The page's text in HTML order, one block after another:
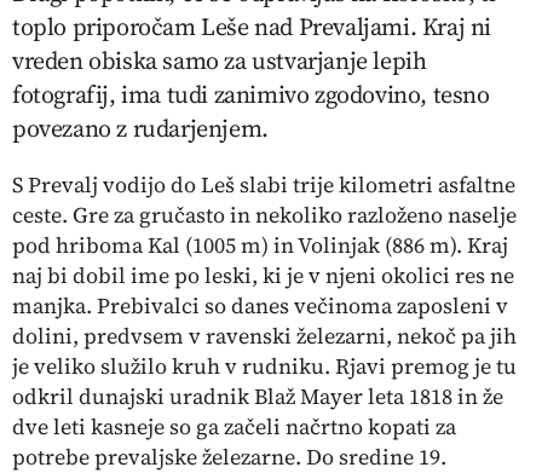
toplo priporočam Leše nad Prevaljami. Kraj ni
vreden obiska samo za ustvarjanje lepih
fotografij, ima tudi zanimivo zgodovino, tesno
povezano z rudarjenjem.
S Prevalj vodijo do Leš slabi trije kilometri asfaltne
ceste. Gre za gručasto in nekoliko razloženo naselje
pod hriboma Kal (1005 m) in Volinjak (886 m). Kraj
naj bi dobil ime po leski, ki je v njeni okolici res ne
manjka. Prebivalci so danes večinoma zaposleni v
dolini, predvsem v ravenski železarni, nekoč pa jih
je veliko služilo kruh v rudniku. Rjavi premog je tu
odkril dunajski uradnik Blaž Mayer leta 1818 in že
dve leti kasneje so ga začeli načrtno kopati za
potrebe prevaljske železarne. Do sredine 19.